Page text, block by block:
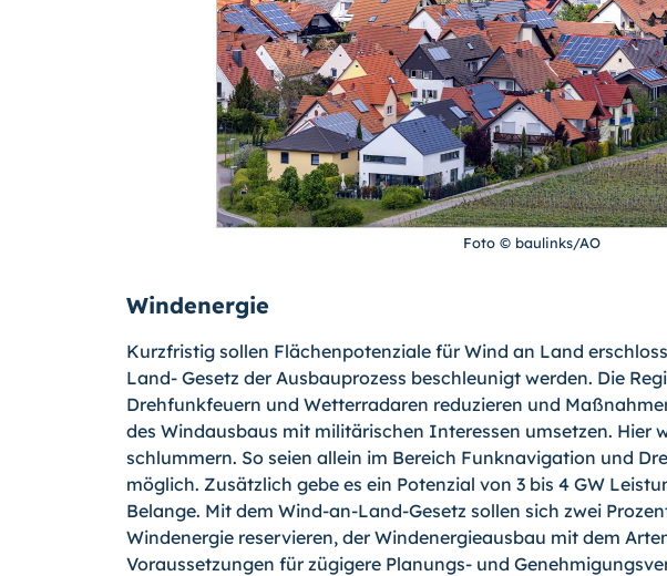
Foto © baulinks/AO
Windenergie
Kurzfristig sollen Flächenpotenziale für Wind an Land
Land- Gesetz der Ausbauprozess beschleunigt werden. Die
Drehfunkfeuern und Wetterradaren reduzieren und
des Windausbaus mit militärischen Interessen umsetzen. Hier
schlummern. So seien allein im Bereich Funknavigation und
möglich. Zusätzlich gebe es ein Potenzial von 3 bis 4 GW
Belange. Mit dem Wind-an-Land-Gesetz sollen sich zwei
Windenergie reservieren, der Windenergieausbau mit dem
Voraussetzungen für zügigere Planungs- und